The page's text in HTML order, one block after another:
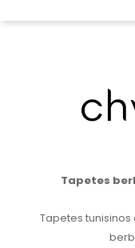
Tapetes
Tapetes